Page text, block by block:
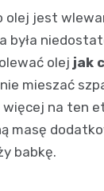
olej jest
była
olej jak
mieszać
na ten
masę
babkę.